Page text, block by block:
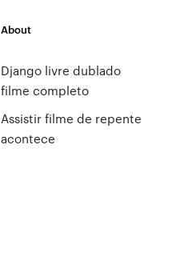
About
Django livre dublado
filme completo
Assistir filme de repente
acontece